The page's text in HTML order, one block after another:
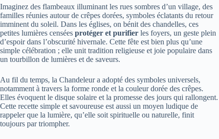
Imaginez des flambeaux illuminant les rues sombres d’un village, des
familles réunies autour de crêpes dorées, symboles éclatants du retour
imminent du soleil. Dans les églises, on bénit des chandelles, ces
petites lumières censées protéger et purifier les foyers, un geste plein
d’espoir dans l’obscurité hivernale. Cette fête est bien plus qu’une
simple célébration ; elle unit tradition religieuse et joie populaire dans
un tourbillon de lumières et de saveurs.
Au fil du temps, la Chandeleur a adopté des symboles universels,
notamment à travers la forme ronde et la couleur dorée des crêpes.
Elles évoquent le disque solaire et la promesse des jours qui rallongent.
Cette recette simple et savoureuse est aussi un moyen ludique de
rappeler que la lumière, qu’elle soit spirituelle ou naturelle, finit
toujours par triompher.